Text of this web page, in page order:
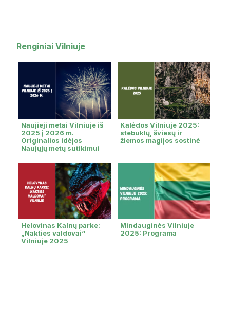
Renginiai Vilniuje
Naujieji metai Vilniuje iš
2025 į 2026 m.
Originalios idėjos
Naujųjų metų sutikimui
Kalėdos Vilniuje 2025:
stebuklų, šviesų ir
žiemos magijos sostinė
Helovinas Kalnų parke:
„Nakties valdovai“
Vilniuje 2025
Mindauginės Vilniuje
2025: Programa